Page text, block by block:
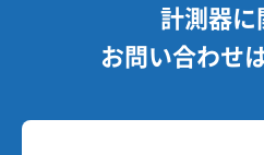
計測器に
お問い合わせ